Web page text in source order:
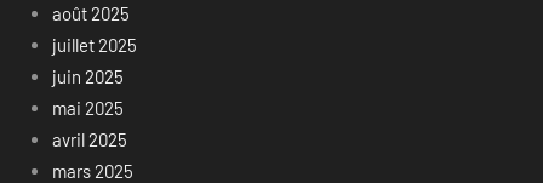
août 2025
juillet 2025
juin 2025
mai 2025
avril 2025
mars 2025